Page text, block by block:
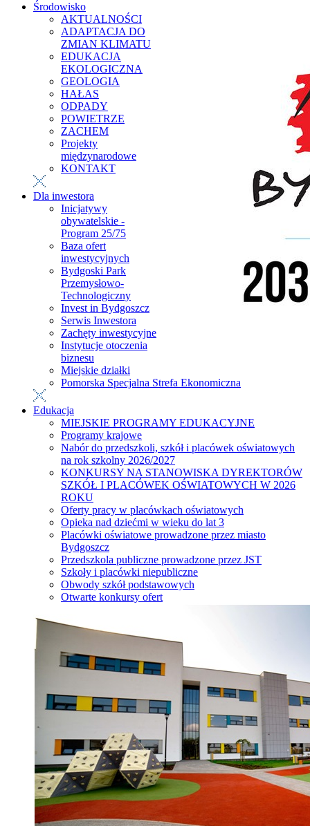
Środowisko
AKTUALNOŚCI
ADAPTACJA DO
ZMIAN KLIMATU
EDUKACJA
EKOLOGICZNA
GEOLOGIA
HAŁAS
ODPADY
POWIETRZE
ZACHEM
Projekty
międzynarodowe
KONTAKT
Dla inwestora
Inicjatywy
obywatelskie -
Program 25/75
Baza ofert
inwestycyjnych
Bydgoski Park
Przemysłowo-
Technologiczny
Invest in Bydgoszcz
Serwis Inwestora
Zachęty inwestycyjne
Instytucje otoczenia
biznesu
Miejskie działki
Pomorska Specjalna Strefa Ekonomiczna
Edukacja
MIEJSKIE PROGRAMY EDUKACYJNE
Programy krajowe
Nabór do przedszkoli, szkół i placówek oświatowych
na rok szkolny 2026/2027
KONKURSY NA STANOWISKA DYREKTORÓW
SZKÓŁ I PLACÓWEK OŚWIATOWYCH W 2026
ROKU
Oferty pracy w placówkach oświatowych
Opieka nad dziećmi w wieku do lat 3
Placówki oświatowe prowadzone przez miasto
Bydgoszcz
Przedszkola publiczne prowadzone przez JST
Szkoły i placówki niepubliczne
Obwody szkół podstawowych
Otwarte konkursy ofert